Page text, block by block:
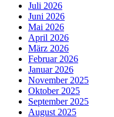
Juli 2026
Juni 2026
Mai 2026
April 2026
März 2026
Februar 2026
Januar 2026
November 2025
Oktober 2025
September 2025
August 2025